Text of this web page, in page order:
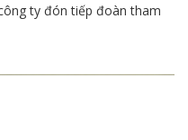
ty đón tiếp đoàn tham